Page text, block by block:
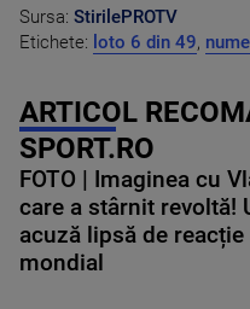
Sursa: StirilePROTV
Etichete: loto 6 din 49,
ARTICOL
SPORT.RO
FOTO | Imaginea cu
care a stârnit revoltă!
acuză lipsă de reacție
mondial